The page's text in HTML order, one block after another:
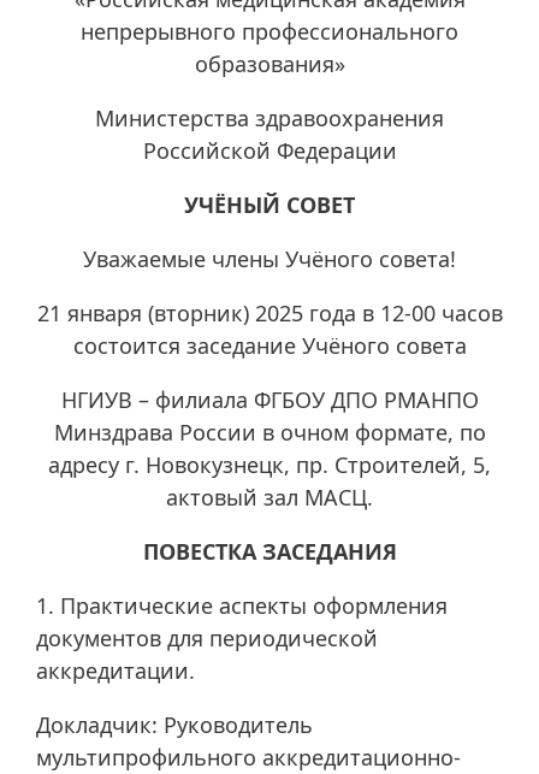
непрерывного профессионального
образования»
Министерства здравоохранения
Российской Федерации
УЧЁНЫЙ СОВЕТ
Уважаемые члены Учёного совета!
21 января (вторник) 2025 года в 12-00 часов
состоится заседание Учёного совета
НГИУВ – филиала ФГБОУ ДПО РМАНПО
Минздрава России в очном формате, по
адресу г. Новокузнецк, пр. Строителей, 5,
актовый зал МАСЦ.
ПОВЕСТКА ЗАСЕДАНИЯ
1. Практические аспекты оформления
документов для периодической
аккредитации.
Докладчик: Руководитель
мультипрофильного аккредитационно-